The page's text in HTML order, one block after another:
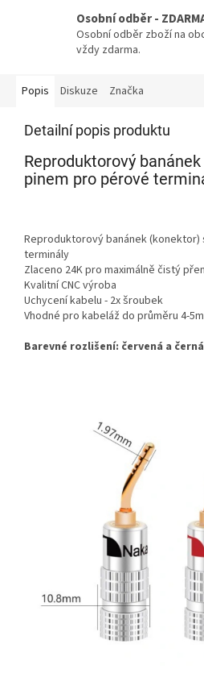
Osobní odběr -
Osobní odběr zboží na
vždy zdarma.
Popis Diskuze Značka
Detailní popis produktu
Reproduktorový
pinem pro pérové
Reproduktorový banánek
terminály
Zlaceno 24K pro maximálně čistý
Kvalitní CNC výroba
Uchycení kabelu - 2x šroubek
Vhodné pro kabeláž do průměru 4-
Barevné rozlišení: červená a černá